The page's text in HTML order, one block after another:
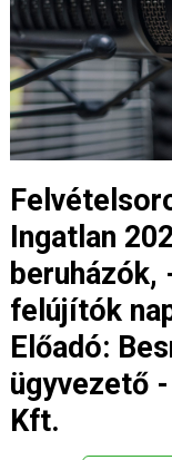
Ingatlan
felújítók
Előadó:
ügyvezető
Kft.